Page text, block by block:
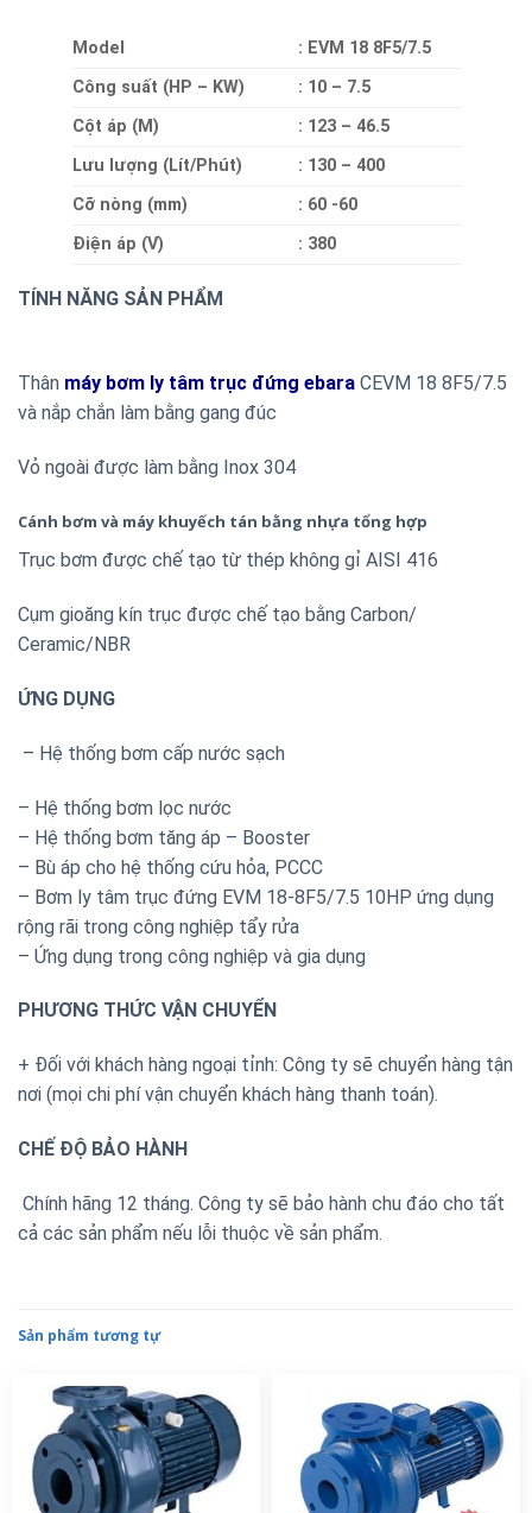
Model
: EVM 18 8F5/7.5
Công suất (HP – KW)
: 10 – 7.5
Cột áp (M)
: 123 – 46.5
Lưu lượng (Lít/Phút)
: 130 – 400
Cỡ nòng (mm)
: 60 -60
Điện áp (V)
: 380
TÍNH NĂNG SẢN PHẨM
Thân máy bơm ly tâm trục đứng ebara CEVM 18 8F5/7.5
và nắp chắn làm bằng gang đúc
Vỏ ngoài được làm bằng Inox 304
Cánh bơm và máy khuyếch tán bằng nhựa tổng hợp
Trục bơm được chế tạo từ thép không gỉ AISI 416
Cụm gioăng kín trục được chế tạo bằng Carbon/
Ceramic/NBR
ỨNG DỤNG
– Hệ thống bơm cấp nước sạch
– Hệ thống bơm lọc nước
– Hệ thống bơm tăng áp – Booster
– Bù áp cho hệ thống cứu hỏa, PCCC
– Bơm ly tâm trục đứng EVM 18-8F5/7.5 10HP ứng dụng
rộng rãi trong công nghiệp tẩy rửa
– Ứng dụng trong công nghiệp và gia dụng
PHƯƠNG THỨC VẬN CHUYỂN
+ Đối với khách hàng ngoại tỉnh: Công ty sẽ chuyển hàng tận
nơi (mọi chi phí vận chuyển khách hàng thanh toán).
CHẾ ĐỘ BẢO HÀNH
Chính hãng 12 tháng. Công ty sẽ bảo hành chu đáo cho tất
cả các sản phẩm nếu lỗi thuộc về sản phẩm.
Sản phẩm tương tự